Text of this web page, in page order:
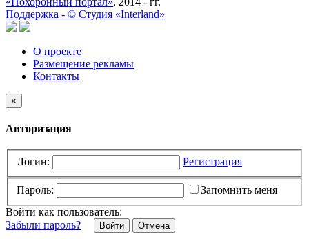
Поддержка - © Cтудия «Interland»
О проекте
Размещение рекламы
Контакты
×
Авторизация
Логин: Регистрация
Пароль:
Запомнить меня
Войти как пользователь:
Забыли пароль?
Отмена